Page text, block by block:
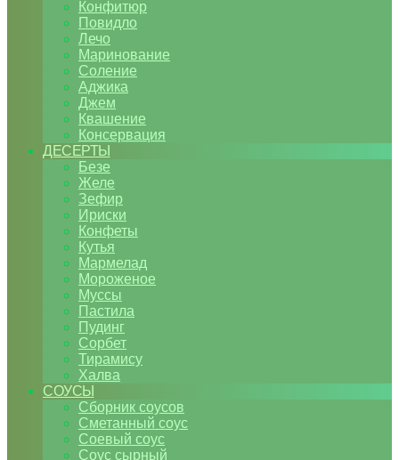
Конфитюр
Повидло
Лечо
Маринование
Соление
Аджика
Джем
Квашение
Консервация
ДЕСЕРТЫ
Безе
Желе
Зефир
Ириски
Конфеты
Кутья
Мармелад
Мороженое
Муссы
Пастила
Пудинг
Сорбет
Тирамису
Халва
СОУСЫ
Сборник соусов
Сметанный соус
Соевый соус
Соус сырный